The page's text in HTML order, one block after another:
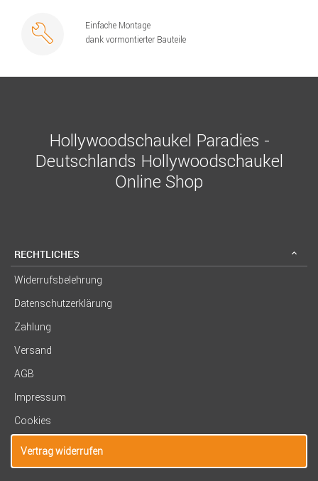
Einfache Montage
dank vormontierter Bauteile
Hollywoodschaukel Paradies -
Deutschlands Hollywoodschaukel
Online Shop
RECHTLICHES
Widerrufsbelehrung
Datenschutzerklärung
Zahlung
Versand
AGB
Impressum
Cookies
Vertrag widerrufen